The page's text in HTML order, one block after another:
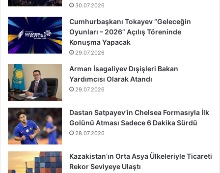
30.07.2026
Cumhurbaşkanı Tokayev “Geleceğin
Oyunları – 2026” Açılış Töreninde
Konuşma Yapacak
29.07.2026
Arman İsagaliyev Dışişleri Bakan
Yardımcısı Olarak Atandı
29.07.2026
Dastan Satpayev’in Chelsea Formasıyla İlk
Golünü Atması Sadece 6 Dakika Sürdü
28.07.2026
Kazakistan’ın Orta Asya Ülkeleriyle Ticareti
Rekor Seviyeye Ulaştı